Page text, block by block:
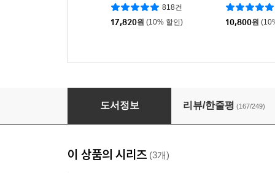
818건
17,820원 (10% 할인) 10,800원
파친코 2
도서정보 리뷰/한줄평 (167/249)
이 상품의 시리즈 (3개)